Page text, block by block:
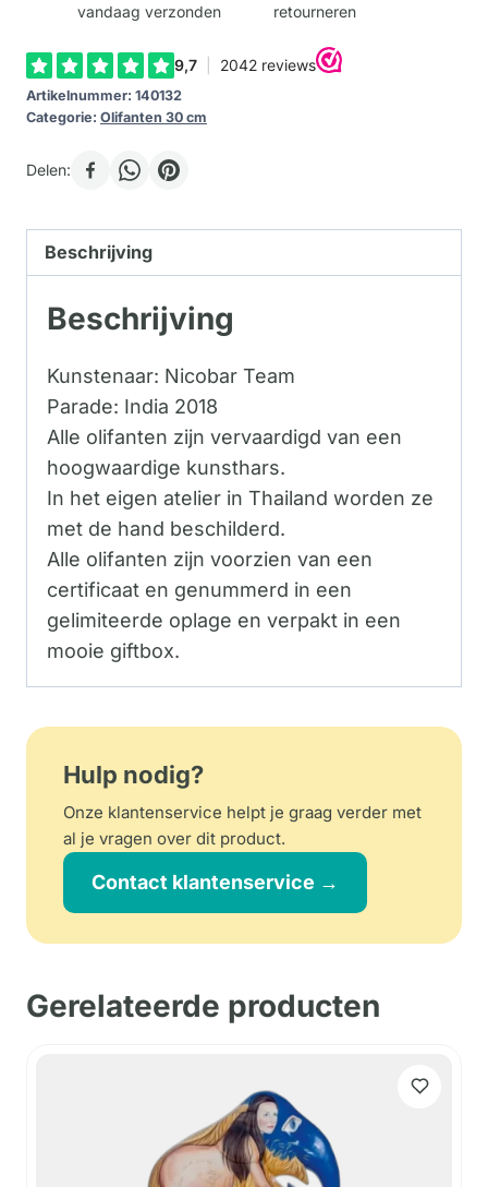
vandaag verzonden
retourneren
Artikelnummer: 140132
Categorie: Olifanten 30 cm
Delen:
Beschrijving
Beschrijving
Kunstenaar: Nicobar Team
Parade: India 2018
Alle olifanten zijn vervaardigd van een
hoogwaardige kunsthars.
In het eigen atelier in Thailand worden ze
met de hand beschilderd.
Alle olifanten zijn voorzien van een
certificaat en genummerd in een
gelimiteerde oplage en verpakt in een
mooie giftbox.
Hulp nodig?
Onze klantenservice helpt je graag verder met
al je vragen over dit product.
Contact klantenservice →
Gerelateerde producten